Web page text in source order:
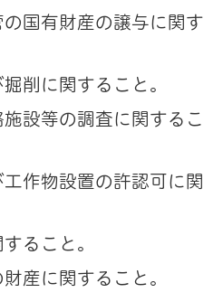
の国有財産の譲与に関す
削に関すること。
設等の調査に関するこ
作物設置の許認可に関
ること。
産に関すること。